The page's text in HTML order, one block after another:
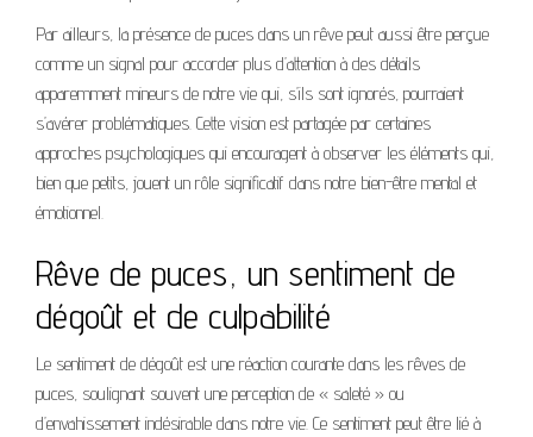
Par ailleurs, la présence de puces dans un rêve peut aussi être perçue
comme un signal pour accorder plus d’attention à des détails
apparemment mineurs de notre vie qui, s’ils sont ignorés, pourraient
s’avérer problématiques. Cette vision est partagée par certaines
approches psychologiques qui encouragent à observer les éléments qui,
bien que petits, jouent un rôle significatif dans notre bien-être mental et
émotionnel.
Rêve de puces, un sentiment de
dégoût et de culpabilité
Le sentiment de dégoût est une réaction courante dans les rêves de
puces, soulignant souvent une perception de « saleté » ou
d’envahissement indésirable dans notre vie. Ce sentiment peut être lié à